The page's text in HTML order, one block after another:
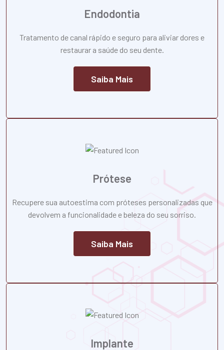
Endodontia
Tratamento de canal rápido e seguro para aliviar dores e
restaurar a saúde do seu dente.
Saiba Mais
Prótese
Recupere sua autoestima com próteses personalizadas que
devolvem a funcionalidade e beleza do seu sorriso.
Saiba Mais
Implante